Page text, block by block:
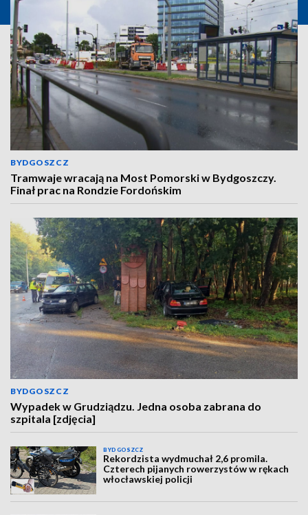
BYDGOSZCZ
Tramwaje wracają na Most Pomorski w Bydgoszczy.
Finał prac na Rondzie Fordońskim
BYDGOSZCZ
Wypadek w Grudziądzu. Jedna osoba zabrana do
szpitala [zdjęcia]
BYDGOSZCZ
Rekordzista wydmuchał 2,6 promila.
Czterech pijanych rowerzystów w rękach
włocławskiej policji